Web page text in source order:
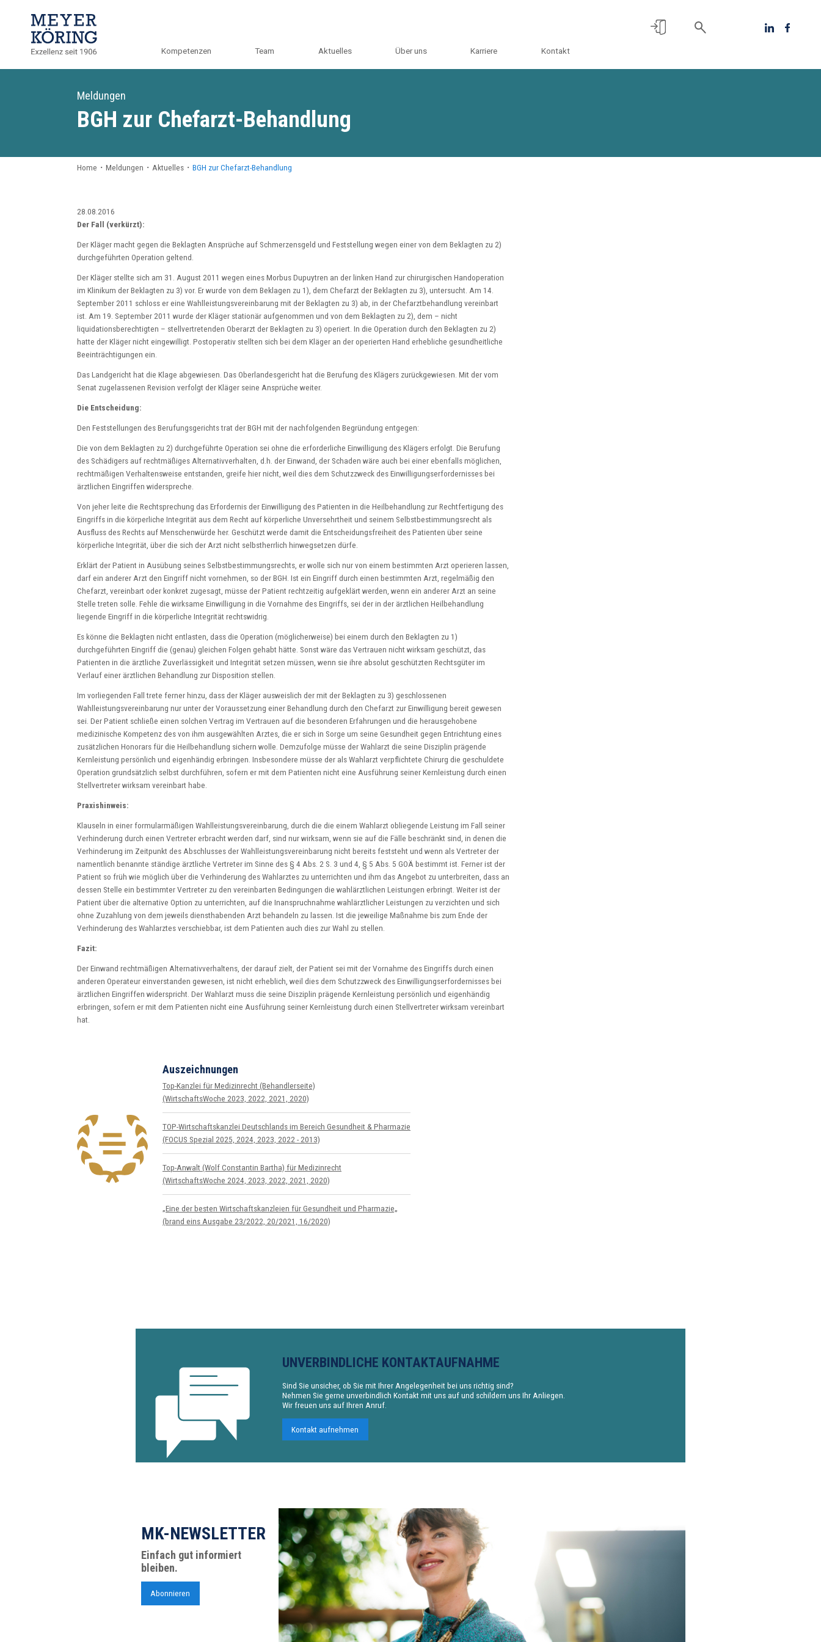
Kompetenzen Team Aktuelles Über uns Karriere Kontakt
Meldungen
BGH zur Chefarzt-Behandlung
Home ・ Meldungen ・ Aktuelles ・ BGH zur Chefarzt-Behandlung
28.08.2016
Der Fall (verkürzt):
Der Kläger macht gegen die Beklagten Ansprüche auf Schmerzensgeld und Feststellung wegen einer von dem Beklagten zu 2)
durchgeführten Operation geltend.
Der Kläger stellte sich am 31. August 2011 wegen eines Morbus Dupuytren an der linken Hand zur chirurgischen Handoperation
im Klinikum der Beklagten zu 3) vor. Er wurde von dem Beklagen zu 1), dem Chefarzt der Beklagten zu 3), untersucht. Am 14.
September 2011 schloss er eine Wahlleistungsvereinbarung mit der Beklagten zu 3) ab, in der Chefarztbehandlung vereinbart
ist. Am 19. September 2011 wurde der Kläger stationär aufgenommen und von dem Beklagten zu 2), dem – nicht
liquidationsberechtigten – stellvertretenden Oberarzt der Beklagten zu 3) operiert. In die Operation durch den Beklagten zu 2)
hatte der Kläger nicht eingewilligt. Postoperativ stellten sich bei dem Kläger an der operierten Hand erhebliche gesundheitliche
Beeinträchtigungen ein.
Das Landgericht hat die Klage abgewiesen. Das Oberlandesgericht hat die Berufung des Klägers zurückgewiesen. Mit der vom
Senat zugelassenen Revision verfolgt der Kläger seine Ansprüche weiter.
Die Entscheidung:
Den Feststellungen des Berufungsgerichts trat der BGH mit der nachfolgenden Begründung entgegen:
Die von dem Beklagten zu 2) durchgeführte Operation sei ohne die erforderliche Einwilligung des Klägers erfolgt. Die Berufung
des Schädigers auf rechtmäßiges Alternativverhalten, d.h. der Einwand, der Schaden wäre auch bei einer ebenfalls möglichen,
rechtmäßigen Verhaltensweise entstanden, greife hier nicht, weil dies dem Schutzzweck des Einwilligungserfordernisses bei
ärztlichen Eingriffen widerspreche.
Von jeher leite die Rechtsprechung das Erfordernis der Einwilligung des Patienten in die Heilbehandlung zur Rechtfertigung des
Eingriffs in die körperliche Integrität aus dem Recht auf körperliche Unversehrtheit und seinem Selbstbestimmungsrecht als
Ausfluss des Rechts auf Menschenwürde her. Geschützt werde damit die Entscheidungsfreiheit des Patienten über seine
körperliche Integrität, über die sich der Arzt nicht selbstherrlich hinwegsetzen dürfe.
Erklärt der Patient in Ausübung seines Selbstbestimmungsrechts, er wolle sich nur von einem bestimmten Arzt operieren lassen,
darf ein anderer Arzt den Eingriff nicht vornehmen, so der BGH. Ist ein Eingriff durch einen bestimmten Arzt, regelmäßig den
Chefarzt, vereinbart oder konkret zugesagt, müsse der Patient rechtzeitig aufgeklärt werden, wenn ein anderer Arzt an seine
Stelle treten solle. Fehle die wirksame Einwilligung in die Vornahme des Eingriffs, sei der in der ärztlichen Heilbehandlung
liegende Eingriff in die körperliche Integrität rechtswidrig.
Es könne die Beklagten nicht entlasten, dass die Operation (möglicherweise) bei einem durch den Beklagten zu 1)
durchgeführten Eingriff die (genau) gleichen Folgen gehabt hätte. Sonst wäre das Vertrauen nicht wirksam geschützt, das
Patienten in die ärztliche Zuverlässigkeit und Integrität setzen müssen, wenn sie ihre absolut geschützten Rechtsgüter im
Verlauf einer ärztlichen Behandlung zur Disposition stellen.
Im vorliegenden Fall trete ferner hinzu, dass der Kläger ausweislich der mit der Beklagten zu 3) geschlossenen
Wahlleistungsvereinbarung nur unter der Voraussetzung einer Behandlung durch den Chefarzt zur Einwilligung bereit gewesen
sei. Der Patient schließe einen solchen Vertrag im Vertrauen auf die besonderen Erfahrungen und die herausgehobene
medizinische Kompetenz des von ihm ausgewählten Arztes, die er sich in Sorge um seine Gesundheit gegen Entrichtung eines
zusätzlichen Honorars für die Heilbehandlung sichern wolle. Demzufolge müsse der Wahlarzt die seine Disziplin prägende
Kernleistung persönlich und eigenhändig erbringen. Insbesondere müsse der als Wahlarzt verpflichtete Chirurg die geschuldete
Operation grundsätzlich selbst durchführen, sofern er mit dem Patienten nicht eine Ausführung seiner Kernleistung durch einen
Stellvertreter wirksam vereinbart habe.
Praxishinweis:
Klauseln in einer formularmäßigen Wahlleistungsvereinbarung, durch die die einem Wahlarzt obliegende Leistung im Fall seiner
Verhinderung durch einen Vertreter erbracht werden darf, sind nur wirksam, wenn sie auf die Fälle beschränkt sind, in denen die
Verhinderung im Zeitpunkt des Abschlusses der Wahlleistungsvereinbarung nicht bereits feststeht und wenn als Vertreter der
namentlich benannte ständige ärztliche Vertreter im Sinne des § 4 Abs. 2 S. 3 und 4, § 5 Abs. 5 GOÄ bestimmt ist. Ferner ist der
Patient so früh wie möglich über die Verhinderung des Wahlarztes zu unterrichten und ihm das Angebot zu unterbreiten, dass an
dessen Stelle ein bestimmter Vertreter zu den vereinbarten Bedingungen die wahlärztlichen Leistungen erbringt. Weiter ist der
Patient über die alternative Option zu unterrichten, auf die Inanspruchnahme wahlärztlicher Leistungen zu verzichten und sich
ohne Zuzahlung von dem jeweils diensthabenden Arzt behandeln zu lassen. Ist die jeweilige Maßnahme bis zum Ende der
Verhinderung des Wahlarztes verschiebbar, ist dem Patienten auch dies zur Wahl zu stellen.
Fazit:
Der Einwand rechtmäßigen Alternativverhaltens, der darauf zielt, der Patient sei mit der Vornahme des Eingriffs durch einen
anderen Operateur einverstanden gewesen, ist nicht erheblich, weil dies dem Schutzzweck des Einwilligungserfordernisses bei
ärztlichen Eingriffen widerspricht. Der Wahlarzt muss die seine Disziplin prägende Kernleistung persönlich und eigenhändig
erbringen, sofern er mit dem Patienten nicht eine Ausführung seiner Kernleistung durch einen Stellvertreter wirksam vereinbart
hat.
Auszeichnungen
Top-Kanzlei für Medizin­recht (Behand­ler­seite)
(WirtschaftsWoche 2023, 2022, 2021, 2020)
TOP-Wirtschafts­kanzlei Deutsch­lands im Bereich Gesundheit & Pharmazie
(FOCUS Spezial 2025, 2024, 2023, 2022 - 2013)
Top-Anwalt (Wolf Constantin Bartha) für Medizinrecht
(WirtschaftsWoche 2024, 2023, 2022, 2021, 2020)
„Eine der besten Wirtschaftskanzleien für Gesundheit und Pharmazie„
(brand eins Ausgabe 23/2022, 20/2021, 16/2020)
UNVERBINDLICHE KONTAKTAUFNAHME
Sind Sie unsicher, ob Sie mit Ihrer Angelegenheit bei uns richtig sind?
Nehmen Sie gerne unverbindlich Kontakt mit uns auf und schildern uns Ihr Anliegen.
Wir freuen uns auf Ihren Anruf.
Kontakt aufnehmen
MK-NEWSLETTER
Einfach gut informiert
bleiben.
Abonnieren